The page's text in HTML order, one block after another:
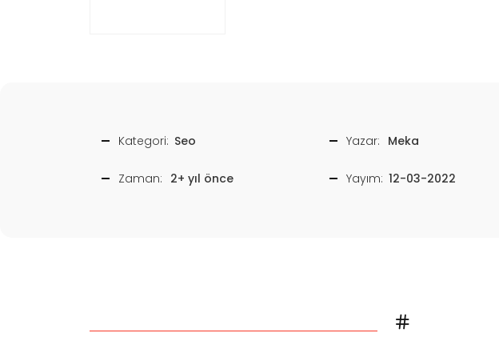
Kategori: Seo Yazar: Meka
Zaman: 2+ yıl önce Yayım: 12-03-2022